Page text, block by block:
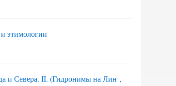
этимологии
и Севера. II. (Гидронимы на Лин-,